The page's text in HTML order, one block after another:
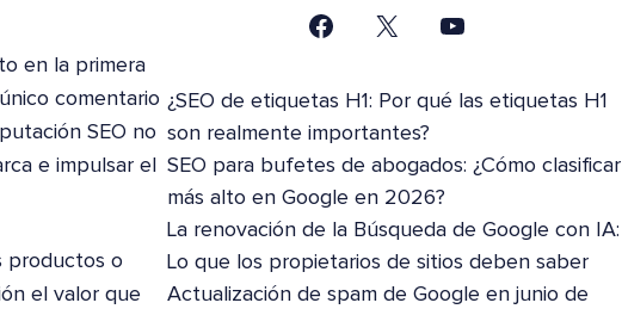
en la primera
comentario
SEO no
e impulsar el
productos o
el valor que
¿SEO de etiquetas H1: Por qué las etiquetas H1
son realmente importantes?
SEO para bufetes de abogados: ¿Cómo clasificar
más alto en Google en 2026?
La renovación de la Búsqueda de Google con IA:
Lo que los propietarios de sitios deben saber
Actualización de spam de Google en junio de